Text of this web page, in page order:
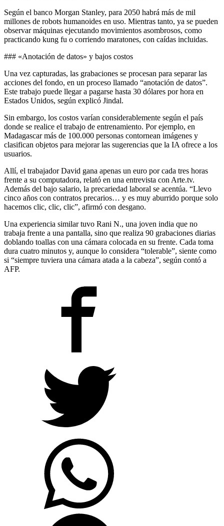
Según el banco Morgan Stanley, para 2050 habrá más de mil
millones de robots humanoides en uso. Mientras tanto, ya se pueden
observar máquinas ejecutando movimientos asombrosos, como
practicando kung fu o corriendo maratones, con caídas incluidas.
### «Anotación de datos» y bajos costos
Una vez capturadas, las grabaciones se procesan para separar las
acciones del fondo, en un proceso llamado “anotación de datos”.
Este trabajo puede llegar a pagarse hasta 30 dólares por hora en
Estados Unidos, según explicó Jindal.
Sin embargo, los costos varían considerablemente según el país
donde se realice el trabajo de entrenamiento. Por ejemplo, en
Madagascar más de 100.000 personas contornean imágenes y
clasifican objetos para mejorar las sugerencias que la IA ofrece a los
usuarios.
Allí, el trabajador David gana apenas un euro por cada tres horas
frente a su computadora, relató en una entrevista con Arte.tv.
Además del bajo salario, la precariedad laboral se acentúa. “Llevo
cinco años con contratos precarios… y es muy aburrido porque solo
hacemos clic, clic, clic”, afirmó con desgano.
Una experiencia similar tuvo Rani N., una joven india que no
trabaja frente a una pantalla, sino que realiza 90 grabaciones diarias
doblando toallas con una cámara colocada en su frente. Cada toma
dura cuatro minutos y, aunque lo considera “tolerable”, siente como
si “siempre tuviera una cámara atada a la cabeza”, según contó a
AFP.